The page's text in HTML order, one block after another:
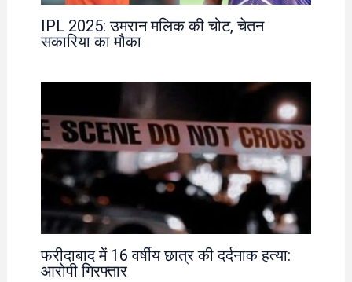
IPL 2025: उमरान मलिक की चोट, चेतन
सकारिया का मौका
फरीदाबाद में 16 वर्षीय छात्र की दर्दनाक हत्या:
आरोपी गिरफ्तार